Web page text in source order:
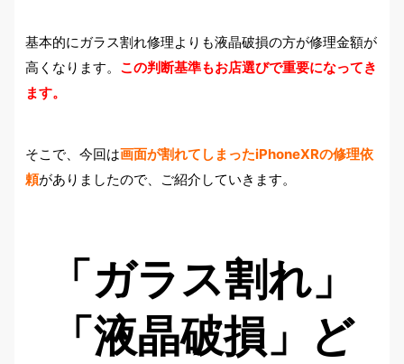
基本的にガラス割れ修理よりも液晶破損の方が修理金額が
高くなります。 この判断基準もお店選びで重要になってき
ます。
そこで、今回は画面が割れてしまったiPhoneXRの修理依
頼がありましたので、ご紹介していきます。
「ガラス割れ」
「液晶破損」ど